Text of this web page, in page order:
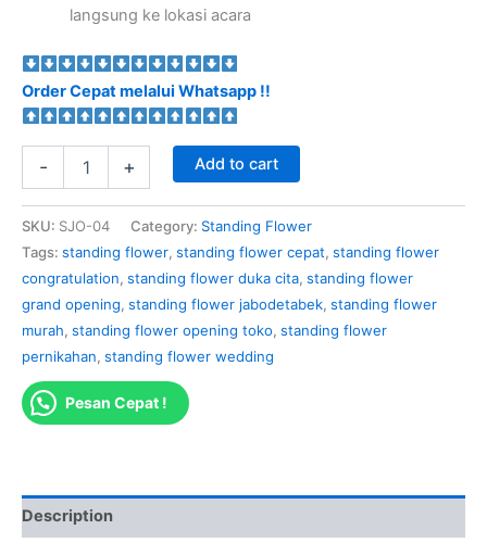
langsung ke lokasi acara
Order Cepat melalui Whatsapp !!
- + Add to cart
SKU: SJO-04 Category: Standing Flower
Tags: standing flower, standing flower cepat, standing flower
congratulation, standing flower duka cita, standing flower
grand opening, standing flower jabodetabek, standing flower
murah, standing flower opening toko, standing flower
pernikahan, standing flower wedding
Pesan Cepat !
Description